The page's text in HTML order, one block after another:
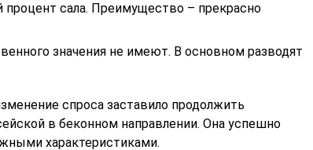
сала. Преимущество – прекрасно
значения не имеют. В основном разводят
спроса заставило продолжить
в беконном направлении. Она успешно
характеристиками.